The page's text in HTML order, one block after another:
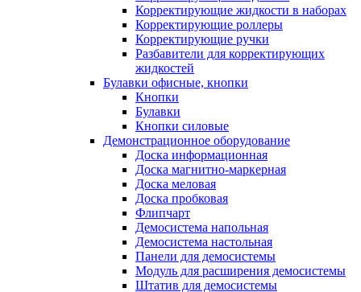
Корректирующие жидкости в наборах
Корректирующие роллеры
Корректирующие ручки
Разбавители для корректирующих
жидкостей
Булавки офисные, кнопки
Кнопки
Булавки
Кнопки силовые
Демонстрационное оборудование
Доска информационная
Доска магнитно-маркерная
Доска меловая
Доска пробковая
Флипчарт
Демосистема напольная
Демосистема настольная
Панели для демосистемы
Модуль для расширения демосистемы
Штатив для демосистемы